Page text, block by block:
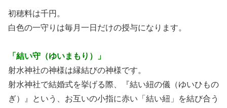
初穂料は千円。
白色の一守りは毎月一日だけの授与になります。
「結い守（ゆいまもり）」
射水神社の神様は縁結びの神様です。
射水神社で結婚式を挙げる際、『結い紐の儀（ゆいひもの
ぎ）』という、お互いの小指に赤い「結い紐」を結び合う